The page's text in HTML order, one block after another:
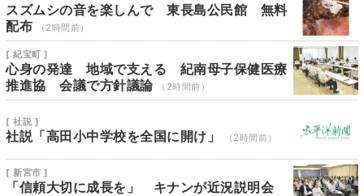
スズムシの音を楽しんで 東長島公民館 無料
配布
（2時間前）
[ 紀宝町 ]
心身の発達 地域で支える 紀南母子保健医療
推進協 会議で方針議論
（2時間前）
[ 社説 ]
社説「高田小中学校を全国に開け」 （2時間前）
[ 新宮市 ]
「信頼大切に成長を」 キナンが近況説明会